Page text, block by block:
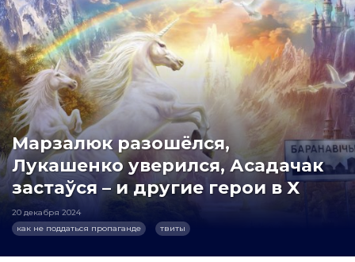
Марзалюк разошёлся,
Лукашенко уверился, Асадачак
застаўся – и другие герои в X
20 декабря 2024
как не поддаться пропаганде
твиты